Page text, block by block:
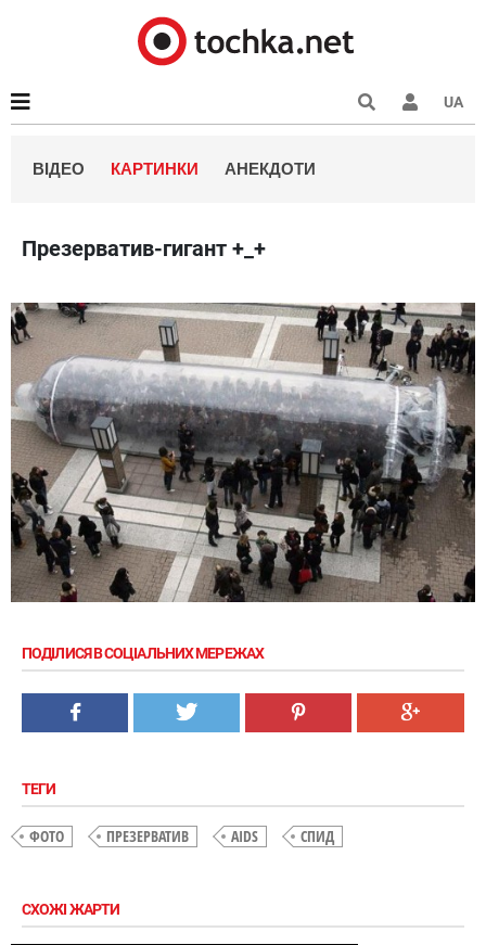
UA
ВІДЕО КАРТИНКИ АНЕКДОТИ
Презерватив-гигант +_+
ПОДІЛИСЯ В СОЦІАЛЬНИХ МЕРЕЖАХ
ТЕГИ
ФОТО ПРЕЗЕРВАТИВ AIDS СПИД
СХОЖІ ЖАРТИ